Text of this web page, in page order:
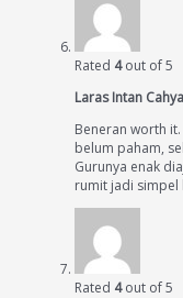
Rated 4out of 5
Laras Intan
Beneran worth
belum paham,
Gurunya enak
rumit jadi simpel
Rated 4out of 5